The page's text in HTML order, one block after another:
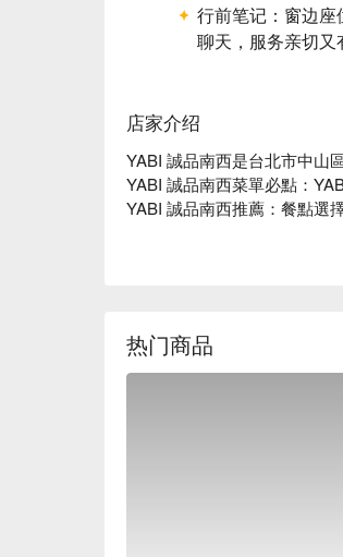
行前笔记： 窗边座
聊天，服务亲切又
店家介绍
YABI 誠品南西是台北市中山
YABI 誠品南西菜單必點：
YABI 誠品南西推薦：餐點選
热门商品